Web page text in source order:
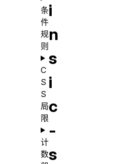
i
n
s
i
c
-
s
条
件
规
则
C
S
S
局
限
计
数